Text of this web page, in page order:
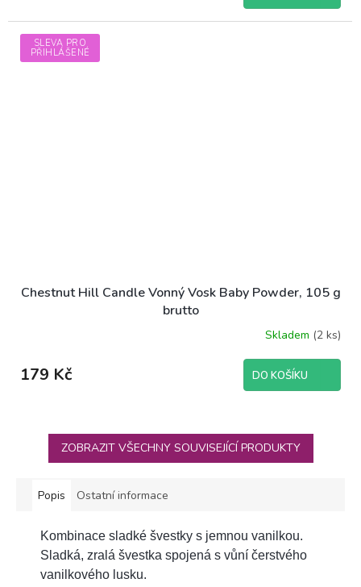
SLEVA PRO
PŘIHLÁŠENÉ
Chestnut Hill Candle Vonný Vosk Baby Powder, 105 g
brutto
Skladem (2 ks)
179 Kč DO KOŠÍKU
ZOBRAZIT VŠECHNY SOUVISEJÍCÍ PRODUKTY
Popis Ostatní informace
Kombinace sladké švestky s jemnou vanilkou.
Sladká, zralá švestka spojená s vůní čerstvého
vanilkového lusku.